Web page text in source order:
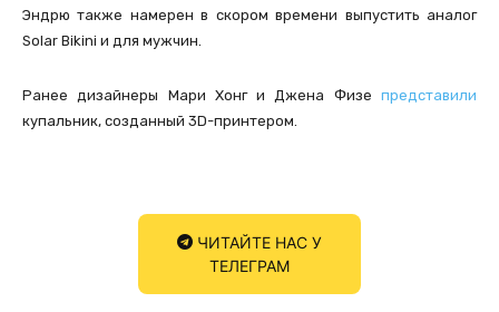
Эндрю также намерен в скором времени выпустить аналог
Solar Bikini и для мужчин.
Ранее дизайнеры Мари Хонг и Джена Физе представили
купальник, созданный 3D-принтером.
ЧИТАЙТЕ НАС У
ТЕЛЕГРАМ